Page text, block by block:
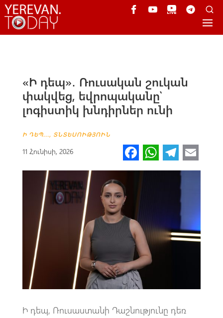
«Ի դեպ»․ Ռուսական շուկան
փակվեց, եվրոպականը՝
լոգիստիկ խնդիրներ ունի
Ի ԴԵՊ..., ՏՆՏԵՍՈՒԹՅՈՒՆ
11 Հունիսի, 2026 Fa
ce
o
k
W
h
A
p
p
Te
le
gr
a
m
m
Ի դեպ, Ռուսաստանի Դաշնությունը դեռ